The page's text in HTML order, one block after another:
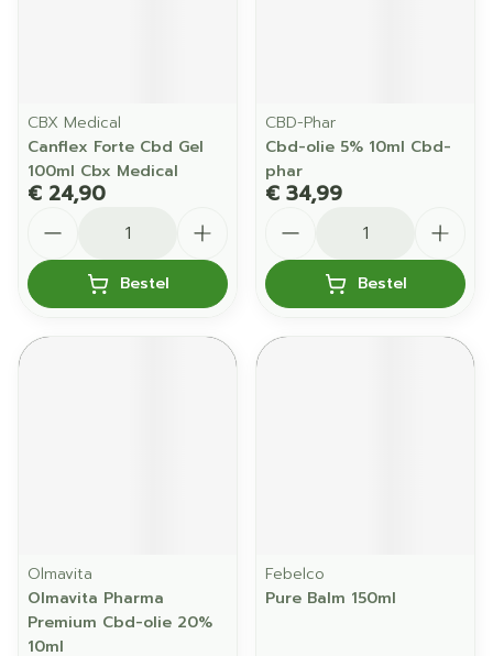
CBX Medical
Canflex Forte Cbd Gel
100ml Cbx Medical
€ 24,90
Bestel
CBD-Phar
Cbd-olie 5% 10ml Cbd-
phar
€ 34,99
Bestel
Olmavita
Olmavita Pharma
Premium Cbd-olie 20%
10ml
Febelco
Pure Balm 150ml